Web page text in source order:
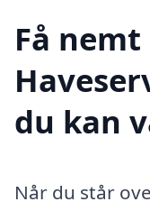
Få
du kan
Når du står